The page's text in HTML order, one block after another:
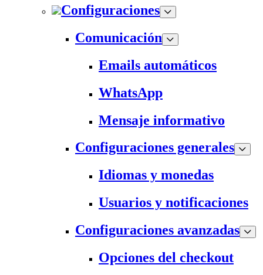
Configuraciones
Comunicación
Emails automáticos
WhatsApp
Mensaje informativo
Configuraciones generales
Idiomas y monedas
Usuarios y notificaciones
Configuraciones avanzadas
Opciones del checkout